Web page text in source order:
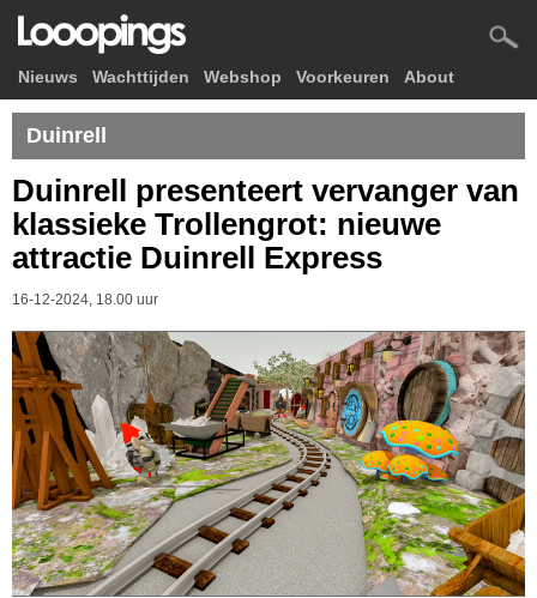
Nieuws Wachttijden Webshop Voorkeuren About
Duinrell
Duinrell presenteert vervanger van
klassieke Trollengrot: nieuwe
attractie Duinrell Express
16-12-2024, 18.00 uur